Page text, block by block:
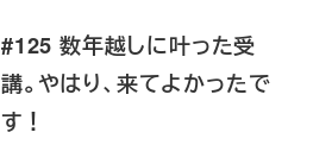
#125 数年越しに叶った受
講。やはり、来てよかったで
す！